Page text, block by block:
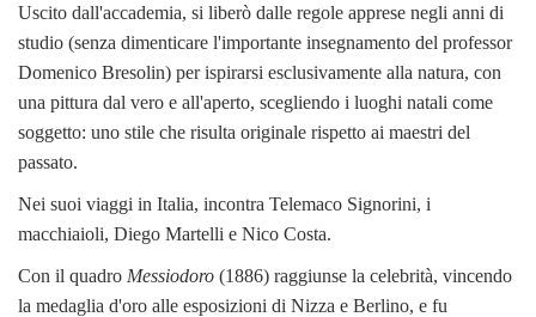
Uscito dall'accademia, si liberò dalle regole apprese negli anni di
studio (senza dimenticare l'importante insegnamento del professor
Domenico Bresolin) per ispirarsi esclusivamente alla natura, con
una pittura dal vero e all'aperto, scegliendo i luoghi natali come
soggetto: uno stile che risulta originale rispetto ai maestri del
passato.
Nei suoi viaggi in Italia, incontra Telemaco Signorini, i
macchiaioli, Diego Martelli e Nico Costa.
Con il quadro Messiodoro (1886) raggiunse la celebrità, vincendo
la medaglia d'oro alle esposizioni di Nizza e Berlino, e fu